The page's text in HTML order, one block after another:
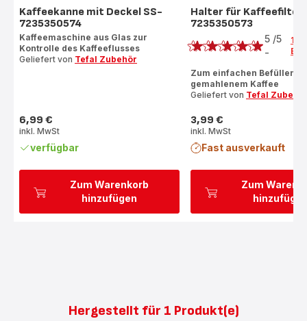
Zum Warenkorb
hinzufügen
Kaffeekanne mit Deckel SS-
7235350574
Kaffeemaschine aus Glas zur
Kontrolle des Kaffeeflusses
Geliefert von Tefal Zubehör
Preis
6,99 €
inkl. MwSt
verfügbar
Zum
Halter für Kaffeefilter
7235350573
Bewertung
mit
5
Sternen
5 /5
-
1
Zum einfachen Befüllen
gemahlenem Kaffee
Geliefert von Tefal
Preis
3,99 €
inkl. MwSt
Fast ausverkauft
Hergestellt für 1 Produkt(e)